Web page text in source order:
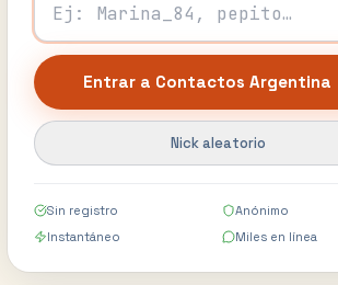
Entrar a Contactos Argentina
Nick aleatorio
Sin registro
Anónimo
Instantáneo
Miles en línea